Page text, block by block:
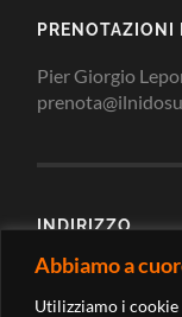
Abbiamo a
Utilizziamo i
PRENOTAZIONI
Pier Giorgio
INDIRIZZO
Via Loreto 2/c
Marche (Italy)